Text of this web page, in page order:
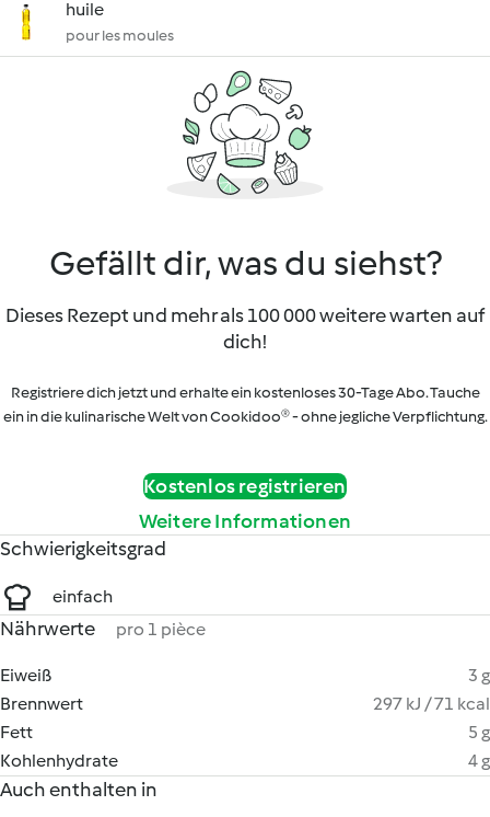
huile
pour les moules
Gefällt dir, was du siehst?
Dieses Rezept und mehr als 100 000 weitere warten auf
dich!
Registriere dich jetzt und erhalte ein kostenloses 30-Tage Abo. Tauche
ein in die kulinarische Welt von Cookidoo® - ohne jegliche Verpflichtung.
Kostenlos registrieren
Weitere Informationen
Schwierigkeitsgrad
einfach
Nährwerte pro 1 pièce
Eiweiß
3 g
Brennwert
297 kJ / 71 kcal
Fett
5 g
Kohlenhydrate
4 g
Auch enthalten in